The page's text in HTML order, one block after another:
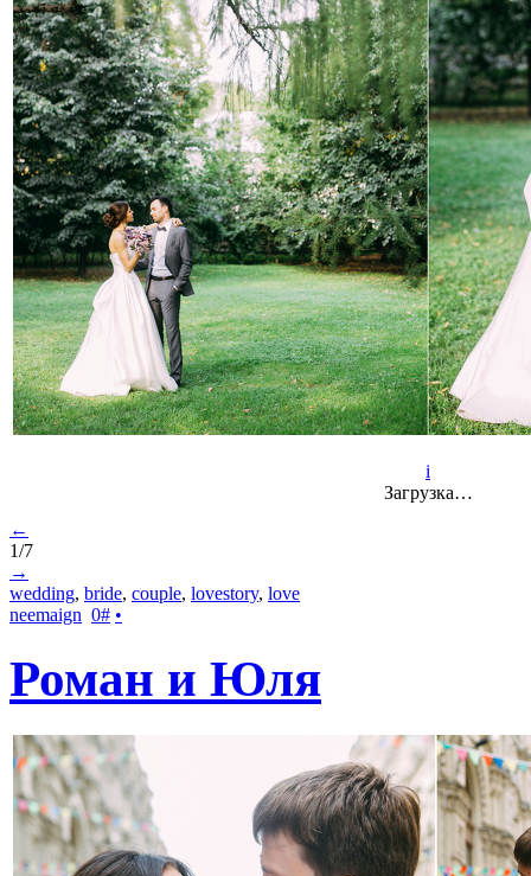
i
Загрузка…
←
1/7
→
wedding, bride, couple, lovestory, love
neemaign 0# •
Роман и Юля